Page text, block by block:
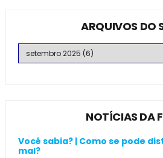
ARQUIVOS DO
NOTÍCIAS DA
Você sabia? | Como se pode
mal?